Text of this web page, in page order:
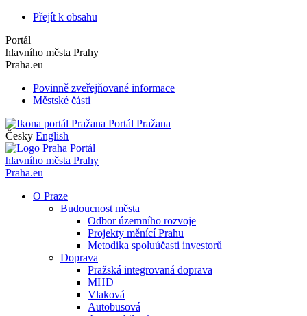
Přejít k obsahu
Portál
hlavního města Prahy
Praha.eu
Povinně zveřejňované informace
Městské části
Portál Pražana
Česky English
Portál
hlavního města Prahy
Praha.eu
O Praze
Budoucnost města
Odbor územního rozvoje
Projekty měnící Prahu
Metodika spoluúčasti investorů
Doprava
Pražská integrovaná doprava
MHD
Vlaková
Autobusová